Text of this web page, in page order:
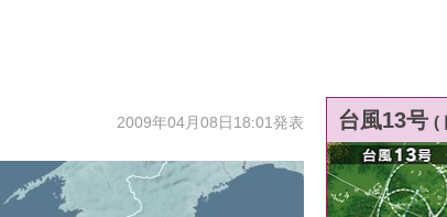
2009年04月08日18:01発表 台風13号 (